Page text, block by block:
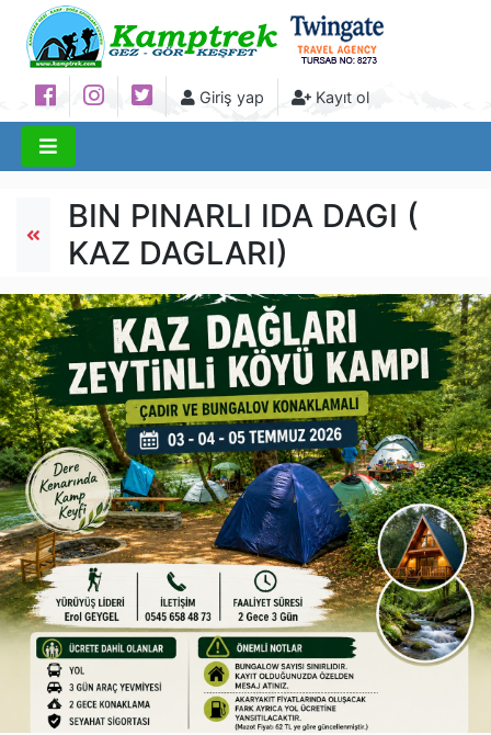
Giriş yap Kayıt ol
BIN PINARLI IDA DAGI (
KAZ DAGLARI)